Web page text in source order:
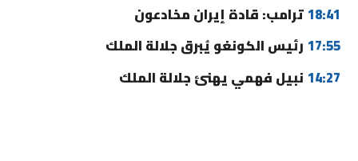
18:41ترامب: قادة إيران مخادعون
17:55 رئيس الكونغو يُبرق جلالة الملك
14:27 نبيل فهمي يهنئ جلالة الملك